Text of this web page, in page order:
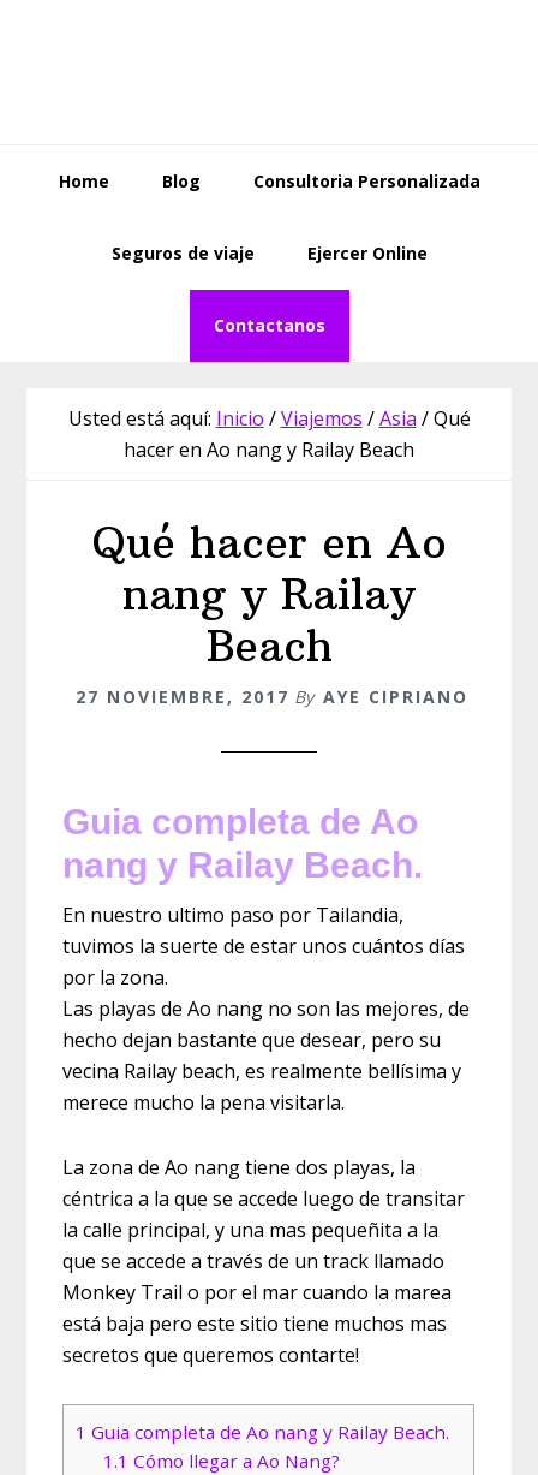
Home Blog Consultoria Personalizada
Seguros de viaje Ejercer Online
Contactanos
Usted está aquí: Inicio / Viajemos / Asia /Qué
hacer en Ao nang y Railay Beach
Qué hacer en Ao
nang y Railay
Beach
27 NOVIEMBRE, 2017 By AYE CIPRIANO
Guia completa de Ao
nang y Railay Beach.
En nuestro ultimo paso por Tailandia,
tuvimos la suerte de estar unos cuántos días
por la zona.
Las playas de Ao nang no son las mejores, de
hecho dejan bastante que desear, pero su
vecina Railay beach, es realmente bellísima y
merece mucho la pena visitarla.
La zona de Ao nang tiene dos playas, la
céntrica a la que se accede luego de transitar
la calle principal, y una mas pequeñita a la
que se accede a través de un track llamado
Monkey Trail o por el mar cuando la marea
está baja pero este sitio tiene muchos mas
secretos que queremos contarte!
1 Guia completa de Ao nang y Railay Beach.
1.1 Cómo llegar a Ao Nang?